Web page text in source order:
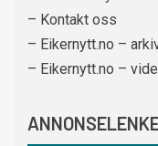
– Kontakt oss
– Eikernytt.no –
– Eikernytt.no –